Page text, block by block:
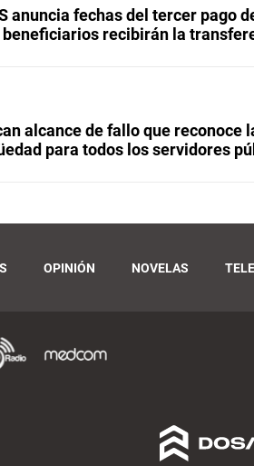
anuncia fechas del tercer pago
beneficiarios recibirán la
alcance de fallo que reconoce
para todos los servidores
OPINIÓN NOVELAS